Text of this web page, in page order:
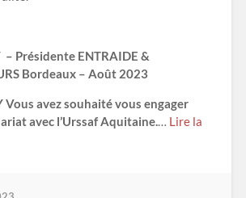
– Présidente ENTRAIDE &
Bordeaux – Août 2023
Vous avez souhaité vous engager
avec l’Urssaf Aquitaine.… Lire la